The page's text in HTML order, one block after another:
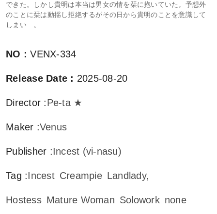
できた。しかし貴明は本当は男女の情を栞に抱いていた。予想外
のことに栞は動揺し拒絶するがその日から貴明のことを意識して
しまい…。
NO : VENX-334
Release Date : 2025-08-20
Director :Pe-ta ★
Maker :Venus
Publisher :Incest (vi-nasu)
Tag :Incest Creampie Landlady,
Hostess Mature Woman Solowork none